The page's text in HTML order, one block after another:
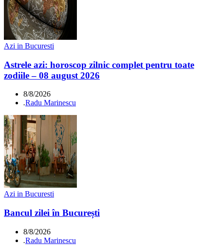
Azi in Bucuresti
Astrele azi: horoscop zilnic complet pentru toate
zodiile – 08 august 2026
8/8/2026
.Radu Marinescu
Azi in Bucuresti
Bancul zilei în București
8/8/2026
.Radu Marinescu